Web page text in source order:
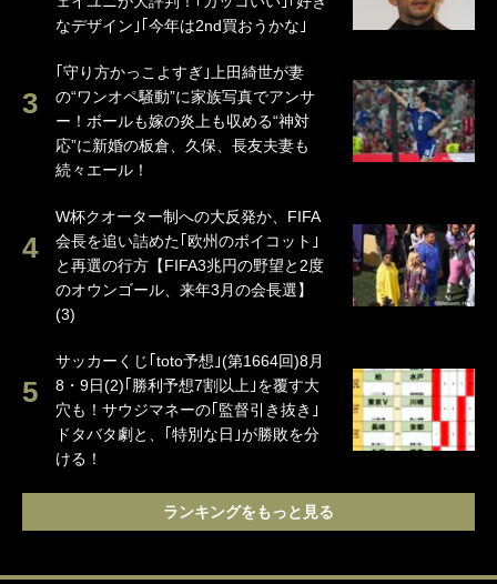
なデザイン｣｢今年は2nd買おうかな｣
｢守り方かっこよすぎ｣上田綺世が妻
の“ワンオペ騒動”に家族写真でアンサ
ー！ボールも嫁の炎上も収める“神対
応”に新婚の板倉、久保、長友夫妻も
続々エール！
W杯クオーター制への大反発か、FIFA
会長を追い詰めた｢欧州のボイコット｣
と再選の行方【FIFA3兆円の野望と2度
のオウンゴール、来年3月の会長選】
(3)
サッカーくじ｢toto予想｣(第1664回)8月
8・9日(2)｢勝利予想7割以上｣を覆す大
穴も！サウジマネーの｢監督引き抜き｣
ドタバタ劇と、｢特別な日｣が勝敗を分
ける！
ランキングをもっと見る